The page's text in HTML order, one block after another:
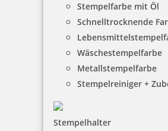
Stempelfarbe mit Öl
Schnelltrocknende
Wäschestempelfarbe
Metallstempelfarbe
Stempelreiniger +
Stempelhalter